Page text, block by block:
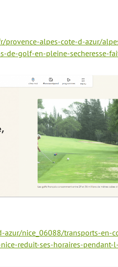
provence-alpes-cote-d-azur/
de-golf-en-pleine-secheresse-
nice_06088/transports-en-
reduit-ses-horaires-pendant-